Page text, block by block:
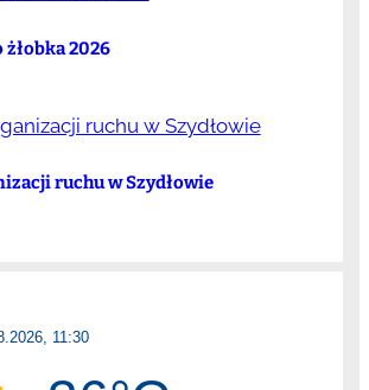
2026
ruchu w Szydłowie